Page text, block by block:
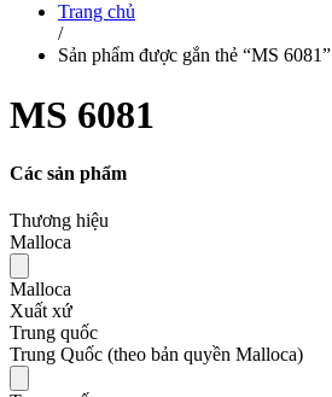
Trang chủ
/
Sản phẩm được gắn thẻ “MS 6081”
MS 6081
Các sản phẩm
Thương hiệu
Malloca
Malloca
Xuất xứ
Trung quốc
Trung Quốc (theo bản quyền Malloca)